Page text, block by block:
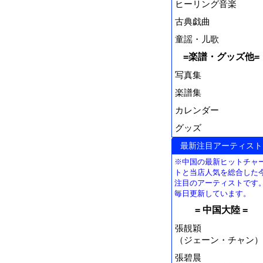
ヒーリング音楽
古典戯曲
童謡・儿歌
=楽譜・グッズ他=
写真集
楽譜集
カレンダー
グッズ
最新注目アーティスト
※中国の最新ヒットチャ
トと当店人気を総合した
注目のアーティストです。
毎日更新しています。
= 中国大陸 =
張靚穎
（ジェーン・チャン）
張碧晨